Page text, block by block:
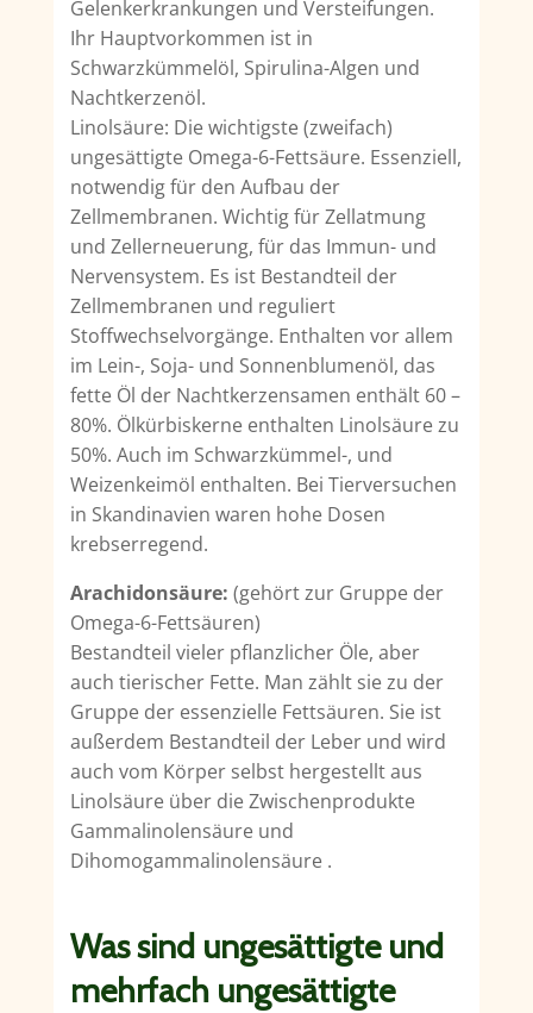
Gelenkerkrankungen und Versteifungen.
Ihr Hauptvorkommen ist in
Schwarzkümmelöl, Spirulina-Algen und
Nachtkerzenöl.
Linolsäure: Die wichtigste (zweifach)
ungesättigte Omega-6-Fettsäure. Essenziell,
notwendig für den Aufbau der
Zellmembranen. Wichtig für Zellatmung
und Zellerneuerung, für das Immun- und
Nervensystem. Es ist Bestandteil der
Zellmembranen und reguliert
Stoffwechselvorgänge. Enthalten vor allem
im Lein-, Soja- und Sonnenblumenöl, das
fette Öl der Nachtkerzensamen enthält 60 –
80%. Ölkürbiskerne enthalten Linolsäure zu
50%. Auch im Schwarzkümmel-, und
Weizenkeimöl enthalten. Bei Tierversuchen
in Skandinavien waren hohe Dosen
krebserregend.
Arachidonsäure: (gehört zur Gruppe der
Omega-6-Fettsäuren)
Bestandteil vieler pflanzlicher Öle, aber
auch tierischer Fette. Man zählt sie zu der
Gruppe der essenzielle Fettsäuren. Sie ist
außerdem Bestandteil der Leber und wird
auch vom Körper selbst hergestellt aus
Linolsäure über die Zwischenprodukte
Gammalinolensäure und
Dihomogammalinolensäure .
Was sind ungesättigte und
mehrfach ungesättigte